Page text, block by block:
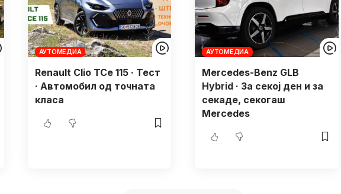
АУТОМЕДИА
Renault Clio TCe 115 · Тест
· Автомобил од точната
класа
АУТОМЕДИА
Mercedes-Benz GLB
Hybrid · За секој ден и за
секаде, секогаш
Mercedes